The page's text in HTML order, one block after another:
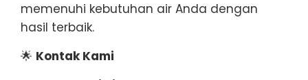
memenuhi kebutuhan air Anda dengan
hasil terbaik.
🌟 Kontak Kami